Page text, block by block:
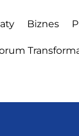
Biznes